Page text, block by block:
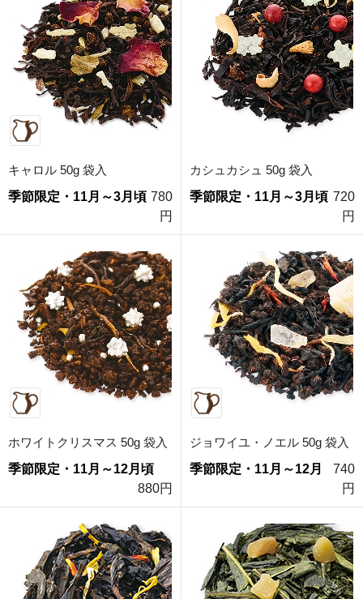
キャロル 50g 袋入
季節限定・11月～3月頃 780
円
カシュカシュ 50g 袋入
季節限定・11月～3月頃 720
円
ホワイトクリスマス 50g 袋入
季節限定・11月～12月頃
880円
ジョワイユ・ノエル 50g 袋入
季節限定・11月～12月
740
円